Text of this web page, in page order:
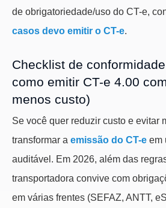
de obrigatoriedade/uso do CT-e,
casos devo emitir o CT-e.
Checklist de
como emitir CT-e 4.00
menos custo)
Se você quer reduzir custo e evitar
transformar a emissão do CT-e em
auditável. Em 2026, além das
transportadora convive com
em várias frentes (SEFAZ, ANTT,